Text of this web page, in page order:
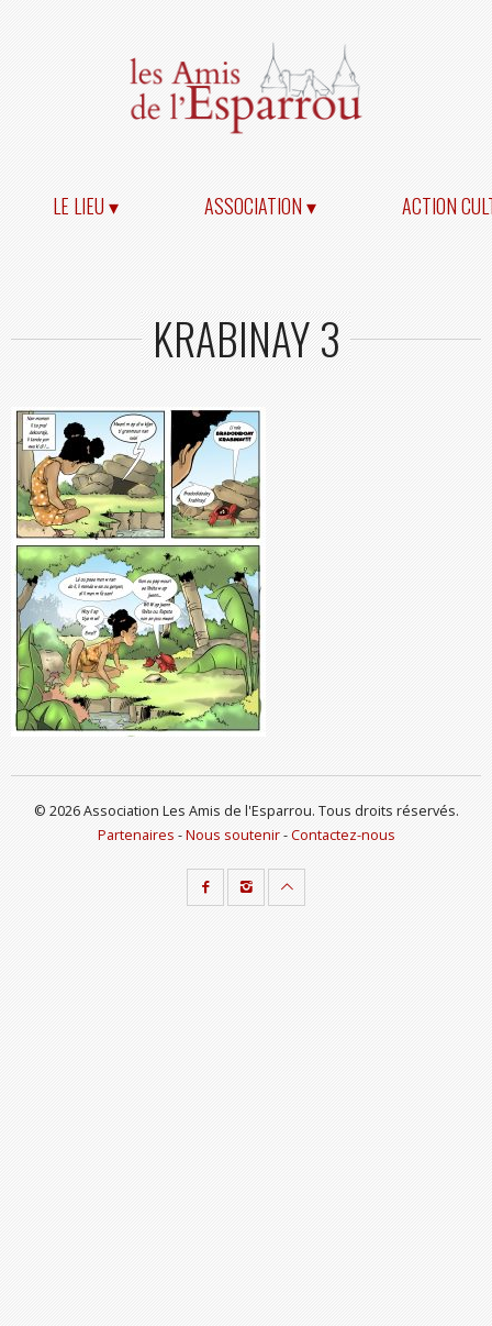
LE LIEU ▾ ASSOCIATION ▾ ACTION
KRABINAY 3
© 2026 Association Les Amis de l'Esparrou. Tous droits réservés.
Partenaires -Nous soutenir-Contactez-nous